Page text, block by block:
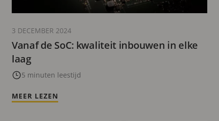
Vanaf de SoC: kwaliteit inbouwen in elke
laag
5 minuten leestijd
3 DECEMBER 2024
MEER LEZEN